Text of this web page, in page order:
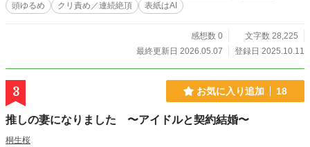
頭ゆるめ
クリ責め／連続絶頂 表紙はAI
感想数 0
文字数 28,225
最終更新日 2026.05.07
登録日 2025.10.11
3 お気に入り追加 18
推しの妻になりました 〜アイドルと契約結婚〜
桐生桜